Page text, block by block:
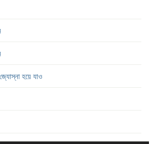
হয়ে যাও